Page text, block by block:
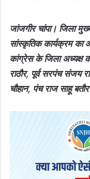
जांजगीर चांपा। जिला
सांस्कृतिक कार्यक्रम का
कांग्रेस के जिला अध्यक्ष
राठौर, पूर्व सरपंच संजय
चौहान, पंच राज साहू